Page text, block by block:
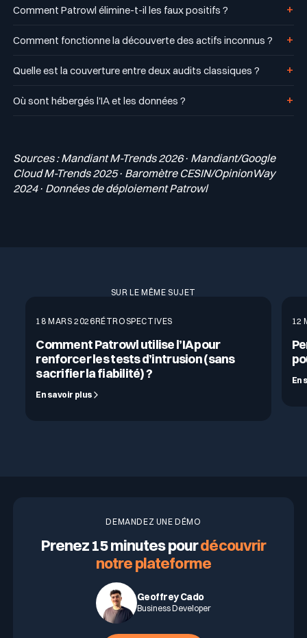
Comment Patrowl élimine-t-il les faux positifs ? +
Comment fonctionne la découverte des actifs inconnus ? +
Quelle est la couverture entre deux audits classiques ? +
Où sont hébergés l'IA et les données ? +
Sources : Mandiant M-Trends 2026 · Mandiant/Google
Cloud M-Trends 2025 · Baromètre CESIN/OpinionWay
2024 · Données de déploiement Patrowl
SUR LE MÊME SUJET
18 MARS 2026RÉTROSPECTIVES
Comment Patrowl utilise l’IA pour
renforcer les tests d’intrusion (sans
sacrifier la fiabilité) ?
En savoir plus
12
En
DEMANDEZ UNE DÉMO
Prenez 15 minutes pourdécouvrir
notre plateforme
Geoffrey Cado
Business Developer